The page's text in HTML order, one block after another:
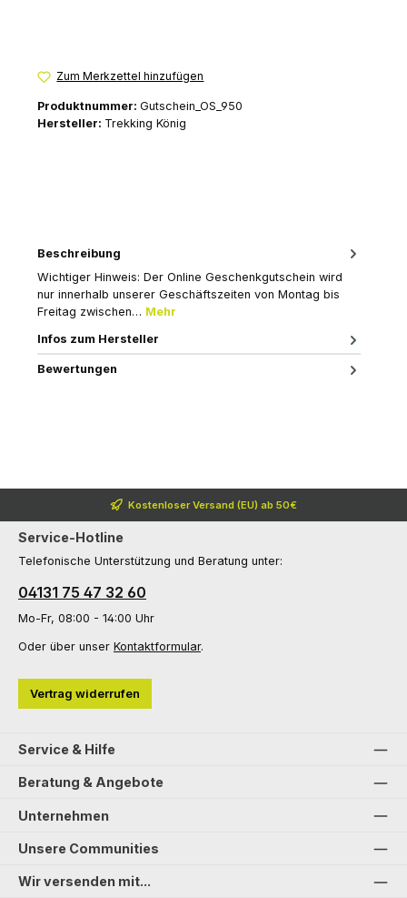
Zum Merkzettel hinzufügen
Produktnummer: Gutschein_OS_950
Hersteller: Trekking König
Beschreibung
Wichtiger Hinweis: Der Online Geschenkgutschein wird
nur innerhalb unserer Geschäftszeiten von Montag bis
Freitag zwischen… Mehr
Infos zum Hersteller
Bewertungen
Kostenloser Versand (EU) ab 50€
Service-Hotline
Telefonische Unterstützung und Beratung unter:
04131 75 47 32 60
Mo-Fr, 08:00 - 14:00 Uhr
Oder über unser Kontaktformular.
Vertrag widerrufen
Service & Hilfe
Beratung & Angebote
Unternehmen
Unsere Communities
Wir versenden mit...